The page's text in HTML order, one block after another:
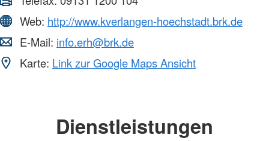
Web: http://www.kverlangen-hoechstadt.brk.de
E-Mail: info.erh@brk.de
Karte: Link zur Google Maps Ansicht
Dienstleistungen